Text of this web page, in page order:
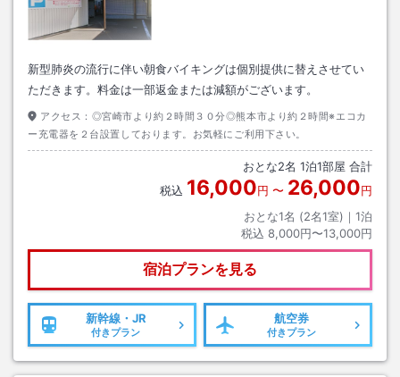
新型肺炎の流行に伴い朝食バイキングは個別提供に替えさせてい
ただきます。料金は一部返金または減額がございます。
アクセス： ◎宮崎市より約２時間３０分◎熊本市より約２時間※エコカ
ー充電器を２台設置しております。お気軽にご利用下さい。
おとな2名 1泊1部屋 合計
税込 16,000円 〜 26,000円
おとな1名 (2名1室)｜ 1泊
税込 8,000円〜13,000円
宿泊プランを見る
新幹線・JR
付きプラン
航空券
付きプラン